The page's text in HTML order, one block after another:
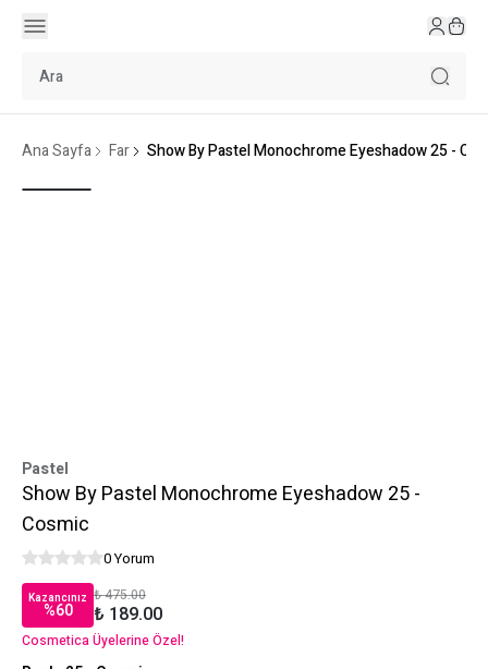
Ana Sayfa Far Show By Pastel Monochrome Eyeshadow 25 -
Pastel
Show By Pastel Monochrome Eyeshadow 25 -
Cosmic
0 Yorum
Kazancınız
%60
₺ 475.00
₺ 189.00
Cosmetica Üyelerine Özel!